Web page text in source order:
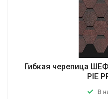
Гибкая черепица
PIE
В